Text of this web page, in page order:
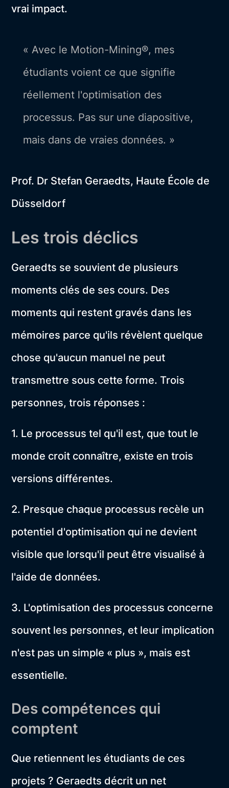
vrai impact.
« Avec le Motion-Mining®, mes
étudiants voient ce que signifie
réellement l'optimisation des
processus. Pas sur une diapositive,
mais dans de vraies données. »
Prof. Dr Stefan Geraedts, Haute École de
Düsseldorf
Les trois déclics
Geraedts se souvient de plusieurs
moments clés de ses cours. Des
moments qui restent gravés dans les
mémoires parce qu'ils révèlent quelque
chose qu'aucun manuel ne peut
transmettre sous cette forme. Trois
personnes, trois réponses :
1. Le processus tel qu'il est, que tout le
monde croit connaître, existe en trois
versions différentes.
2. Presque chaque processus recèle un
potentiel d'optimisation qui ne devient
visible que lorsqu'il peut être visualisé à
l'aide de données.
3. L'optimisation des processus concerne
souvent les personnes, et leur implication
n'est pas un simple « plus », mais est
essentielle.
Des compétences qui
comptent
Que retiennent les étudiants de ces
projets ? Geraedts décrit un net